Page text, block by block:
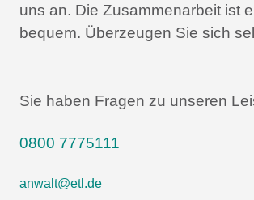
uns an. Die Zusammenarbeit ist
bequem. Überzeugen Sie sich
Sie haben Fragen zu unseren
0800 7775111
anwalt@etl.de